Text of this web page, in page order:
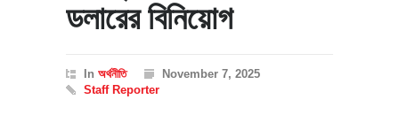
ডলারের বিনিয়োগ
In অর্থনীতি
November 7, 2025
Staff Reporter